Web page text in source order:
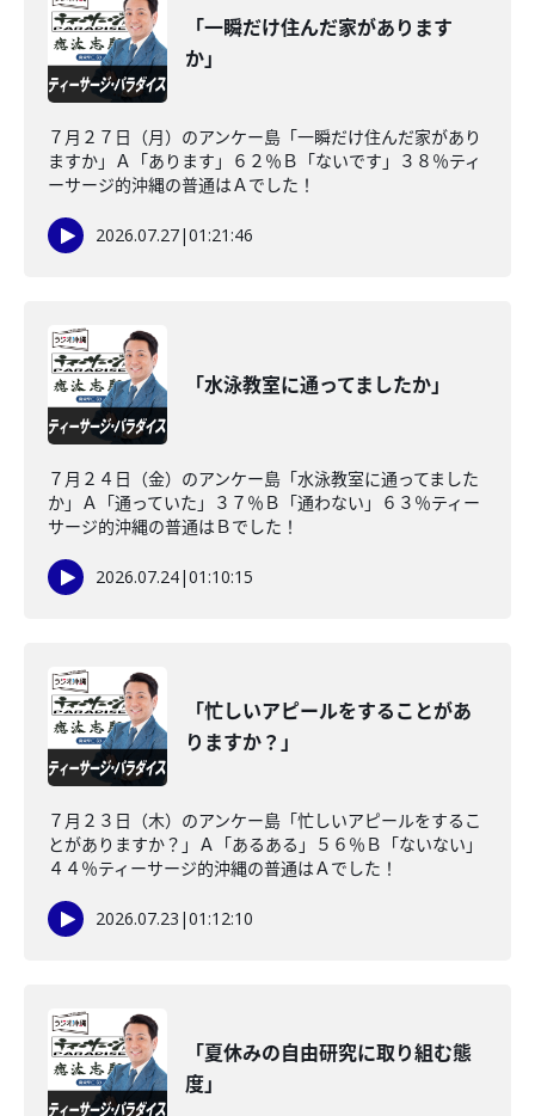
「一瞬だけ住んだ家があります
か」
７月２７日（月）のアンケー島「一瞬だけ住んだ家があり
ますか」Ａ「あります」６２％Ｂ「ないです」３８％ティ
ーサージ的沖縄の普通はＡでした！
2026.07.27|01:21:46
「水泳教室に通ってましたか」
７月２４日（金）のアンケー島「水泳教室に通ってました
か」Ａ「通っていた」３７％Ｂ「通わない」６３％ティー
サージ的沖縄の普通はＢでした！
2026.07.24|01:10:15
「忙しいアピールをすることがあ
りますか？」
７月２３日（木）のアンケー島「忙しいアピールをするこ
とがありますか？」Ａ「あるある」５６％Ｂ「ないない」
４４％ティーサージ的沖縄の普通はＡでした！
2026.07.23 |01:12:10
「夏休みの自由研究に取り組む態
度」